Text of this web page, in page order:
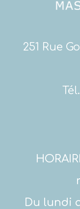
251 Rue
Du lundi